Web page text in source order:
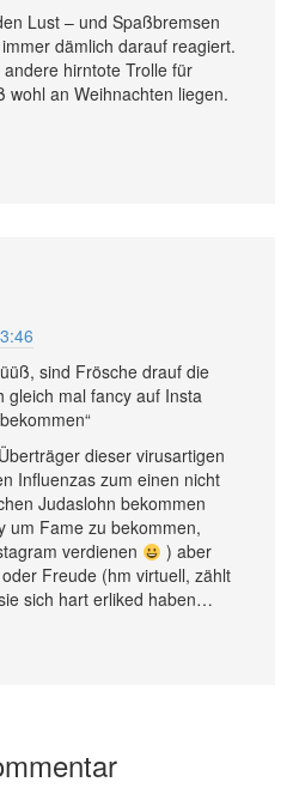
Lust – und Spaßbremsen
dämlich darauf reagiert.
hirntote Trolle für
wohl an Weihnachten liegen.
sind Frösche drauf die
gleich mal fancy auf Insta
dieser virusartigen
Influenzas zum einen nicht
Judaslohn bekommen
um Fame zu bekommen,
verdienen
) aber
Freude (hm virtuell, zählt
sich hart erliked haben…